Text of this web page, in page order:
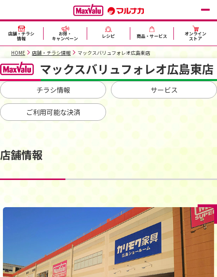
店舗・チラシ
情報
お得・
キャンペーン レシピ 商品・サービス オンライン
ストア
HOME 店舗・チラシ情報 マックスバリュフォレオ広島東店
マックスバリュフォレオ広島東店
チラシ情報 サービス
ご利用可能な決済
店舗情報